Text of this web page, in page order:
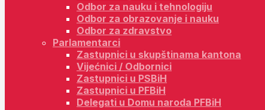
Odbor za nauku i tehnologiju
Odbor za obrazovanje i nauku
Odbor za zdravstvo
Parlamentarci
Zastupnici u skupštinama kantona
Vijećnici / Odbornici
Zastupnici u PSBiH
Zastupnici u PFBiH
Delegati u Domu naroda PFBiH